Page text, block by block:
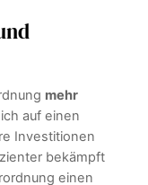
mehr
auf einen
Investitionen
bekämpft
einen